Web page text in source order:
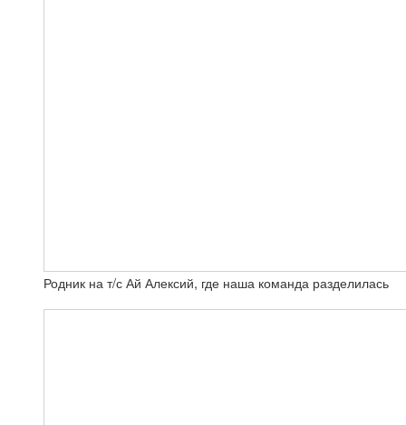
Родник на т/с Ай Алексий, где наша команда разделилась